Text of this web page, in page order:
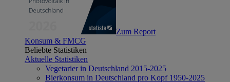
Zum Report
Konsum & FMCG
Beliebte Statistiken
Aktuelle Statistiken
Vegetarier in Deutschland 2015-2025
Bierkonsum in Deutschland pro Kopf 1950-2025